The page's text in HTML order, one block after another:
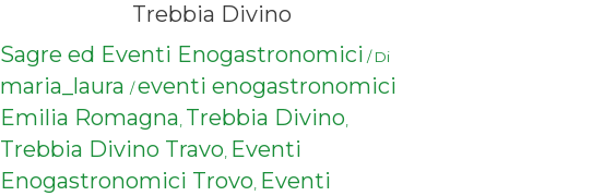
Trebbia Divino
Sagre ed Eventi Enogastronomici / Di
maria_laura /eventi enogastronomici
Emilia Romagna, Trebbia Divino,
Trebbia Divino Travo, Eventi
Enogastronomici Trovo, Eventi